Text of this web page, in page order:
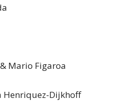
Mario Figaroa
Henriquez-Dijkhoff